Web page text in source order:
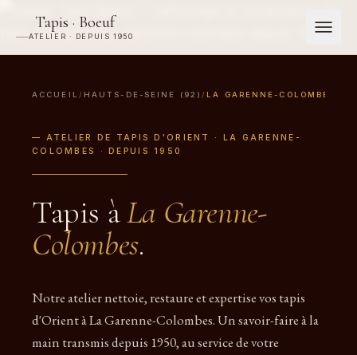
Tapis · Boeuf
ATELIER · DEPUIS 1950
ACCUEIL / HAUTS-DE-SEINE (92) / LA GARENNE-COLOMBES
— ATELIER DE TAPIS D'ORIENT · LA GARENNE-
COLOMBES · DEPUIS 1950
Tapis àLa Garenne-
Colombes.
Notre atelier nettoie, restaure et expertise vos tapis
d'Orient à La Garenne-Colombes. Un savoir-faire à la
main transmis depuis 1950, au service de votre